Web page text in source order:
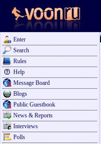
Enter
Search
Rules
Help
Message Board
Blogs
Public Guestbook
News & Reports
Interviews
Polls